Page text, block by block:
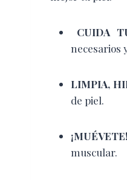
CUIDA
necesarios
LIMPIA,
de piel.
muscular.